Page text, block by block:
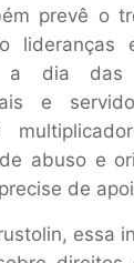
prevê o
dia das
e
abuso e
de
essa